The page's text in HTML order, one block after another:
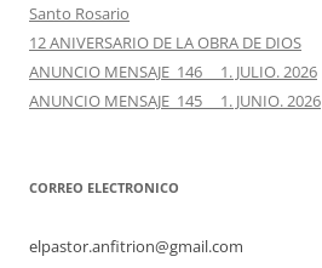
Santo Rosario
12 ANIVERSARIO DE LA OBRA DE DIOS
ANUNCIO MENSAJE 146 1. JULIO. 2026
ANUNCIO MENSAJE 145 1. JUNIO. 2026
CORREO ELECTRONICO
elpastor.anfitrion@gmail.com